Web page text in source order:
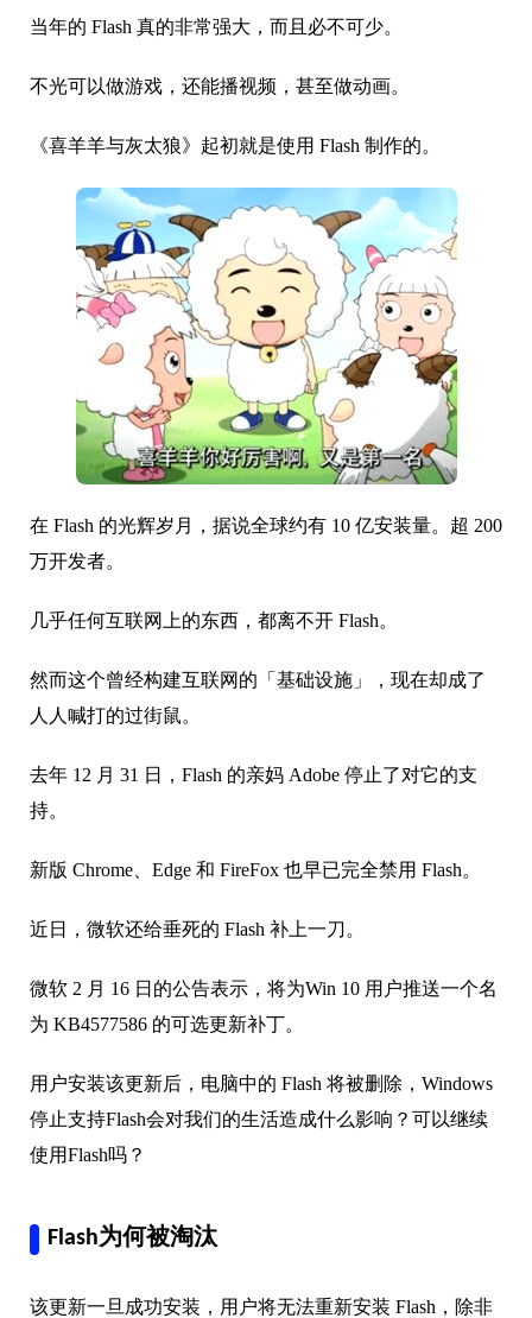
当年的 Flash 真的非常强大，而且必不可少。
不光可以做游戏，还能播视频，甚至做动画。
《喜羊羊与灰太狼》起初就是使用 Flash 制作的。
在 Flash 的光辉岁月，据说全球约有 10 亿安装量。超 200
万开发者。
几乎任何互联网上的东西，都离不开 Flash。
然而这个曾经构建互联网的「基础设施」，现在却成了
人人喊打的过街鼠。
去年 12 月 31 日，Flash 的亲妈 Adobe 停止了对它的支
持。
新版 Chrome、Edge 和 FireFox 也早已完全禁用 Flash。
近日，微软还给垂死的 Flash 补上一刀。
微软 2 月 16 日的公告表示，将为Win 10 用户推送一个名
为 KB4577586 的可选更新补丁。
用户安装该更新后，电脑中的 Flash 将被删除，Windows
停止支持Flash会对我们的生活造成什么影响？可以继续
使用Flash吗？
Flash为何被淘汰
该更新一旦成功安装，用户将无法重新安装 Flash，除非